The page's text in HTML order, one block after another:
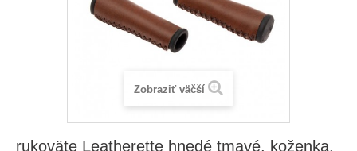
Zobraziť väčší
rukoväte Leatherette hnedé tmavé, koženka,